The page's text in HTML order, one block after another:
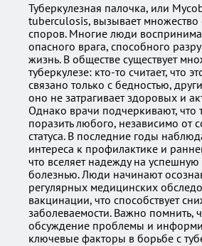
Туберкулезная палочка, или
tuberculosis, вызывает
споров. Многие люди
опасного врага, способного
жизнь. В обществе существует
туберкулезе: кто-то считает, что
связано только с бедностью,
оно не затрагивает здоровых и
Однако врачи подчеркивают, что
поразить любого, независимо от
статуса. В последние годы
интереса к профилактике и
что вселяет надежду на успешную
болезнью. Люди начинают
регулярных медицинских
вакцинации, что способствует
заболеваемости. Важно помнить,
обсуждение проблемы и
ключевые факторы в борьбе с